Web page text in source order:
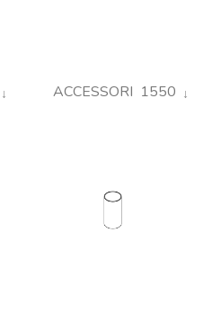
ACCESSORI 1550